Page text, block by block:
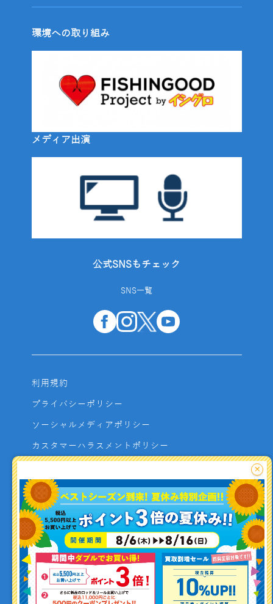
釣り情報を
投稿する
環境への取り組み
メディア出演
公式SNSもチェック
SNS一覧
利用規約
プライバシーポリシー
ソーシャルメディアポリシー
カスタマーハラスメントポリシー
よくあるご質問
お問い合わせ
利用者資金の保全方法
×